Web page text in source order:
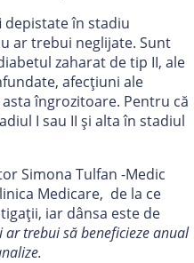
în stadiu
ar trebui neglijate. Sunt
zaharat de tip II, ale
afecțiuni ale
îngrozitoare. Pentru că
I sau II și alta în stadiul
Simona Tulfan -Medic
Medicare, de la ce
iar dânsa este de
trebui să beneficieze anual